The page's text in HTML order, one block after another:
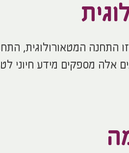
התחנה המטאורולוגית,
אלה מספקים מידע חיוני